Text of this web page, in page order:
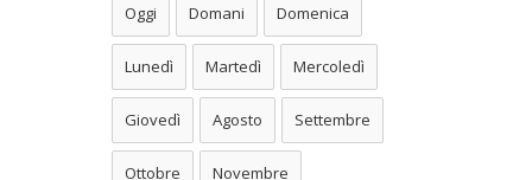
Oggi Domani Domenica
Lunedì Martedì Mercoledì
Giovedì Agosto Settembre
Ottobre Novembre